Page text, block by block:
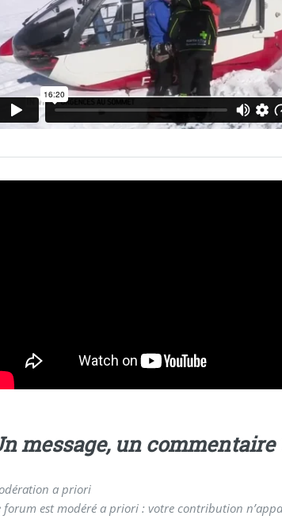
message, un commentaire
a priori
forum est modéré a priori : votre contribution